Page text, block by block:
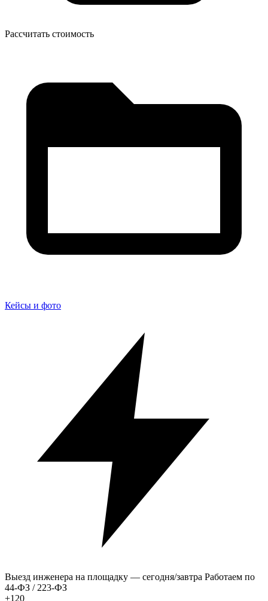
Рассчитать стоимость
Кейсы и фото
Выезд инженера на площадку — сегодня/завтра Работаем по
44-ФЗ / 223-ФЗ
+120